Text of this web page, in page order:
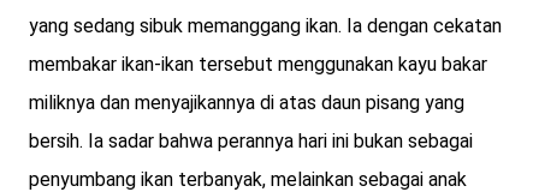
yang sedang sibuk memanggang ikan. Ia dengan cekatan
membakar ikan-ikan tersebut menggunakan kayu bakar
miliknya dan menyajikannya di atas daun pisang yang
bersih. Ia sadar bahwa perannya hari ini bukan sebagai
penyumbang ikan terbanyak, melainkan sebagai anak